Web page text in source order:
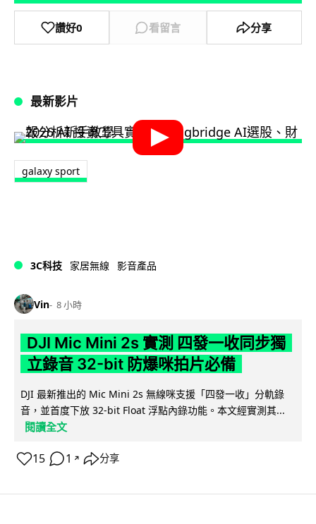
讚好0 看留言 分享
最新影片
galaxy sport
3C科技 家居無線 影音產品
Vin 8 小時
DJI Mic Mini 2s 實測 四發一收同步獨
立錄音 32-bit 防爆咪拍片必備
DJI 最新推出的 Mic Mini 2s 無線咪支援「四發一收」分軌錄
音，並首度下放 32-bit Float 浮點內錄功能。本文經實測其...
閱讀全文
15 1 ↗ 分享